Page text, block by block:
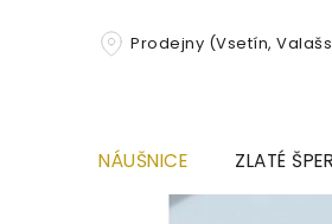
Prodejny (Vsetín,
NÁUŠNICE ZLATÉ